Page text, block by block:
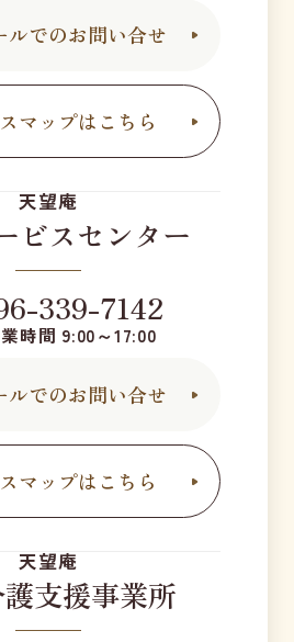
ルでのお問い合せ
マップはこちら
天望庵
ビスセンター
339-7142
時間 9:00～17:00
ルでのお問い合せ
マップはこちら
天望庵
支援事業所